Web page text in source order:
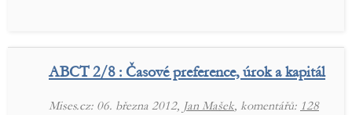
ABCT 2/8 : Časové preference, úrok a kapitál
Mises.cz: 06. března 2012, Jan Mašek, komentářů: 128